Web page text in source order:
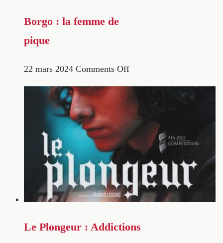
Borgo : la femme de
pique
22 mars 2024 Comments Off
Le Plongeur : Addictions